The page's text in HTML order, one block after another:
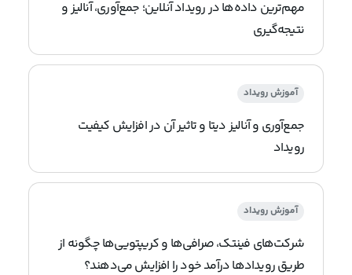
مهم‌ترین داده‌ها در رویداد آنلاین؛ جمع‌آوری، آنالیز و
نتیجه‌گیری
آموزش رویداد
جمع‌آوری و آنالیز دیتا و تاثیر آن در افزایش کیفیت
رویداد
آموزش رویداد
شرکت‌های فینتک، صرافی‌ها و کریپتویی‌ها چگونه از
طریق رویدادها درآمد خود را افزایش می‌دهند؟